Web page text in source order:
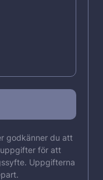
godkänner du att
för att
Uppgifterna